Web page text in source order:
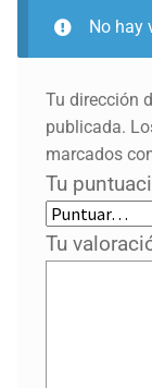
No hay
Tu dirección
publicada.
marcados
Tu
Tu